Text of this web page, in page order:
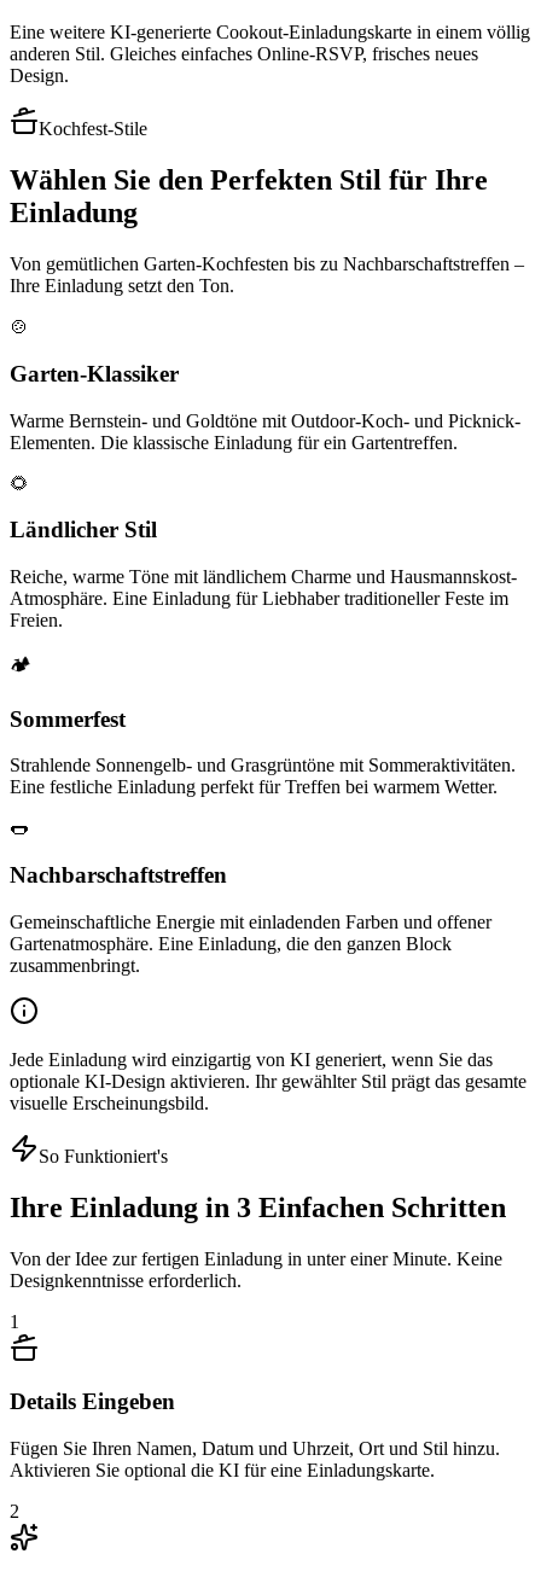
Eine weitere KI-generierte Cookout-Einladungskarte in einem völlig
anderen Stil. Gleiches einfaches Online-RSVP, frisches neues
Design.
Kochfest-Stile
Wählen Sie den Perfekten Stil für Ihre
Einladung
Von gemütlichen Garten-Kochfesten bis zu Nachbarschaftstreffen –
Ihre Einladung setzt den Ton.
🍲
Garten-Klassiker
Warme Bernstein- und Goldtöne mit Outdoor-Koch- und Picknick-
Elementen. Die klassische Einladung für ein Gartentreffen.
🌻
Ländlicher Stil
Reiche, warme Töne mit ländlichem Charme und Hausmannskost-
Atmosphäre. Eine Einladung für Liebhaber traditioneller Feste im
Freien.
🏕️
Sommerfest
Strahlende Sonnengelb- und Grasgrüntöne mit Sommeraktivitäten.
Eine festliche Einladung perfekt für Treffen bei warmem Wetter.
🌭
Nachbarschaftstreffen
Gemeinschaftliche Energie mit einladenden Farben und offener
Gartenatmosphäre. Eine Einladung, die den ganzen Block
zusammenbringt.
Jede Einladung wird einzigartig von KI generiert, wenn Sie das
optionale KI-Design aktivieren. Ihr gewählter Stil prägt das gesamte
visuelle Erscheinungsbild.
So Funktioniert's
Ihre Einladung in 3 Einfachen Schritten
Von der Idee zur fertigen Einladung in unter einer Minute. Keine
Designkenntnisse erforderlich.
1
Details Eingeben
Fügen Sie Ihren Namen, Datum und Uhrzeit, Ort und Stil hinzu.
Aktivieren Sie optional die KI für eine Einladungskarte.
2